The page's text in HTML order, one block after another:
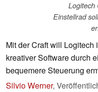
Logitech
Einstellrad
Mit der Craft will
kreativer Software durch
bequemere Steuerung
Silvio Werner,